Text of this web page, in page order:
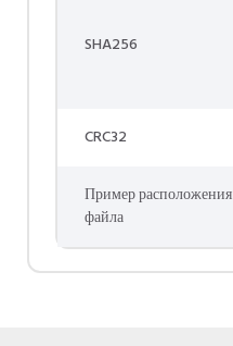
SHA256
CRC32
Пример расположения
файла